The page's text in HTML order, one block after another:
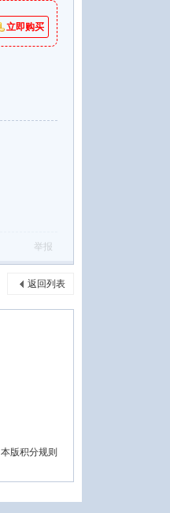
立即购买
举报
返回列表
本版积分规则